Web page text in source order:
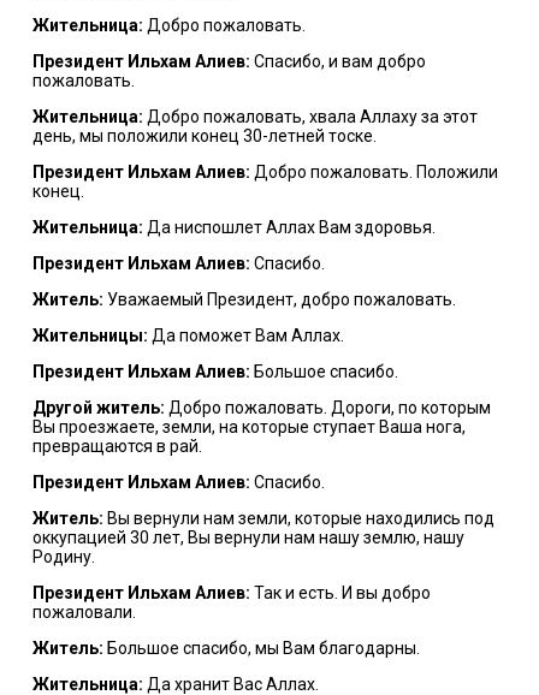
Жительница: Добро пожаловать.
Президент Ильхам Алиев: Спасибо, и вам добро
пожаловать.
Жительница: Добро пожаловать, хвала Аллаху за этот
день, мы положили конец 30-летней тоске.
Президент Ильхам Алиев: Добро пожаловать. Положили
конец.
Жительница: Да ниспошлет Аллах Вам здоровья.
Президент Ильхам Алиев: Спасибо.
Житель: Уважаемый Президент, добро пожаловать.
Жительницы: Да поможет Вам Аллах.
Президент Ильхам Алиев: Большое спасибо.
Другой житель: Добро пожаловать. Дороги, по которым
Вы проезжаете, земли, на которые ступает Ваша нога,
превращаются в рай.
Президент Ильхам Алиев: Спасибо.
Житель: Вы вернули нам земли, которые находились под
оккупацией 30 лет, Вы вернули нам нашу землю, нашу
Родину.
Президент Ильхам Алиев: Так и есть. И вы добро
пожаловали.
Житель: Большое спасибо, мы Вам благодарны.
Жительница: Да хранит Вас Аллах.